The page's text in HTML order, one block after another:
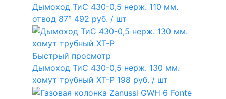
Дымоход ТиС 430-0,5 нерж. 110 мм.
отвод 87° 492 руб. / шт
Быстрый просмотр
Дымоход ТиС 430-0,5 нерж. 130 мм.
хомут трубный ХТ-Р 198 руб. / шт